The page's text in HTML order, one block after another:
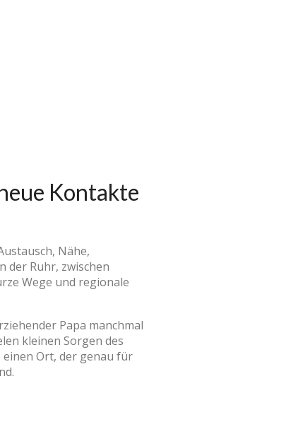
Kontakte
Nähe,
der Ruhr, zwischen
Wege und regionale
Papa manchmal
kleinen Sorgen des
einen Ort, der genau für